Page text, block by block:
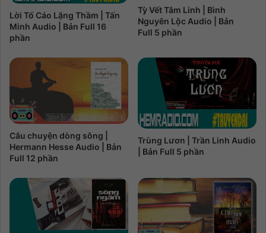
Lời Tố Cáo Lặng Thầm | Tấn
Minh Audio | Bản Full 16
phần
Tỳ Vết Tâm Linh | Bình
Nguyên Lộc Audio | Bản
Full 5 phần
Câu chuyện dòng sông |
Hermann Hesse Audio | Bản
Full 12 phần
Trùng Lươn | Trần Linh Audio
| Bản Full 5 phần